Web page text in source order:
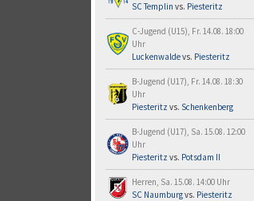
SC Templin vs. Piesteritz
C-Jugend (U15), Fr. 14.08. 18:00
Uhr
Luckenwaldevs. Piesteritz
B-Jugend (U17), Fr. 14.08. 18:30
Uhr
Piesteritz vs. Schenkenberg
B-Jugend (U17), Sa. 15.08. 12:00
Uhr
Piesteritz vs. Potsdam II
Herren, Sa. 15.08. 14:00 Uhr
SC Naumburgvs. Piesteritz